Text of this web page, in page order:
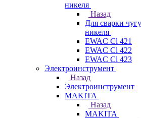
никеля
Назад
Для сварки
никеля
EWAC Cl 421
EWAC Cl 422
EWAC Cl 423
Электроинструмент
Назад
Электроинструмент
МAKITA
Назад
МAKITA